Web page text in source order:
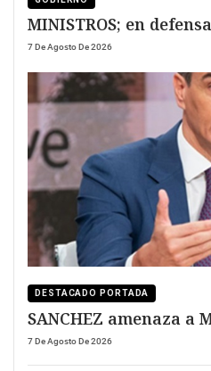
MINISTROS; en
7 De Agosto De 2026
DESTACADO PORTADA
SANCHEZ
7 De Agosto De 2026